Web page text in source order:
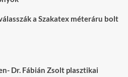
a Szakatex méteráru bolt
Dr. Fábián Zsolt plasztikai